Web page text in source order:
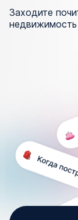
Заходите
недвижимость